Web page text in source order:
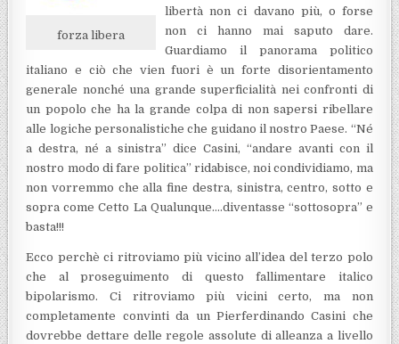
forza libera
libertà non ci davano più, o forse
non ci hanno mai saputo dare.
Guardiamo il panorama politico
italiano e ciò che vien fuori è un forte disorientamento
generale nonché una grande superficialità nei confronti di
un popolo che ha la grande colpa di non sapersi ribellare
alle logiche personalistiche che guidano il nostro Paese. “Né
a destra, né a sinistra” dice Casini, “andare avanti con il
nostro modo di fare politica” ridabisce, noi condividiamo, ma
non vorremmo che alla fine destra, sinistra, centro, sotto e
sopra come Cetto La Qualunque….diventasse “sottosopra” e
basta!!!
Ecco perchè ci ritroviamo più vicino all’idea del terzo polo
che al proseguimento di questo fallimentare italico
bipolarismo. Ci ritroviamo più vicini certo, ma non
completamente convinti da un Pierferdinando Casini che
dovrebbe dettare delle regole assolute di alleanza a livello